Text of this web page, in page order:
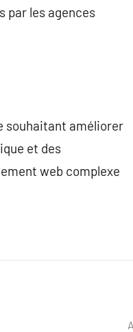
par les agences
souhaitant améliorer
et des
web complexe